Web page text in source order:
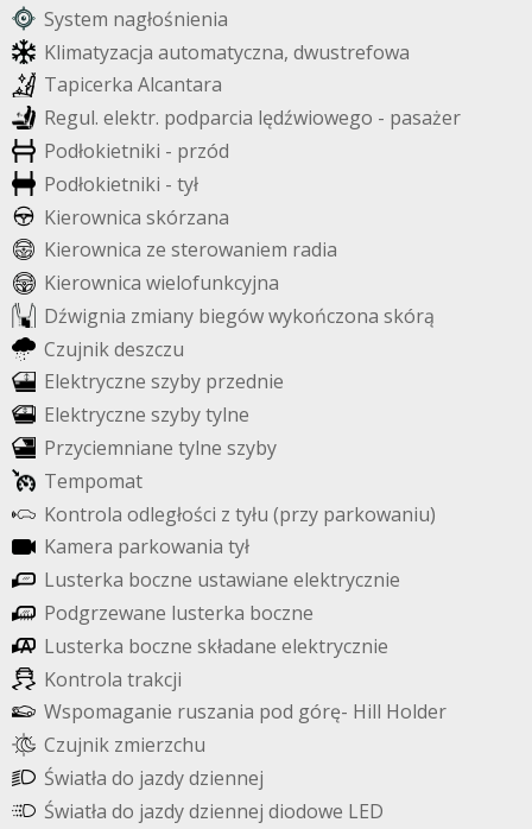
System nagłośnienia
Klimatyzacja automatyczna, dwustrefowa
Tapicerka Alcantara
Regul. elektr. podparcia lędźwiowego - pasażer
Podłokietniki - przód
Podłokietniki - tył
Kierownica skórzana
Kierownica ze sterowaniem radia
Kierownica wielofunkcyjna
Dźwignia zmiany biegówwykończona skórą
Czujnikdeszczu
Elektryczne szyby przednie
Elektryczne szybytylne
Przyciemniane tylne szyby
Tempomat
Kontrola odległości z tyłu (przy parkowaniu)
Kamera parkowania tył
Lusterka boczne ustawiane elektrycznie
Podgrzewane lusterka boczne
Lusterka boczne składane elektrycznie
Kontrola trakcji
Wspomaganie ruszania pod górę- Hill Holder
Czujnik zmierzchu
Światła do jazdydziennej
Światła do jazdydziennej diodowe LED